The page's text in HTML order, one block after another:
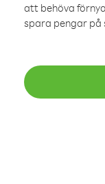
att behöva
spara pengar på